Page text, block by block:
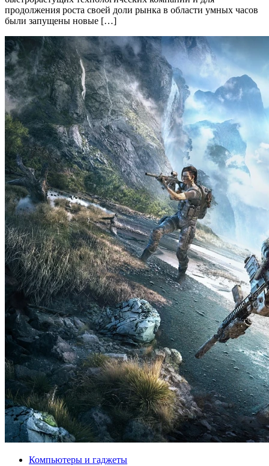
продолжения роста своей доли рынка в области умных часов
были запущены новые […]
Компьютеры и гаджеты